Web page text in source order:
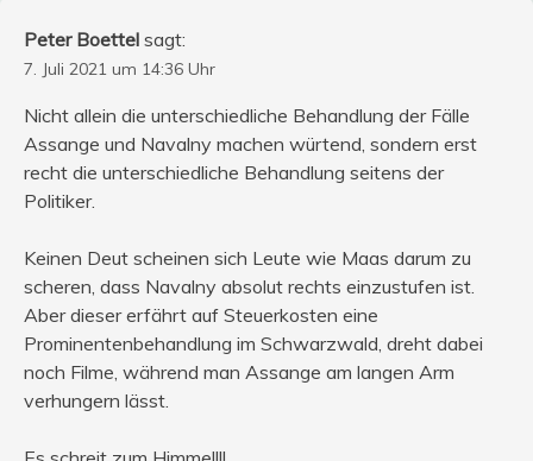
Peter Boettel sagt:
7. Juli 2021 um 14:36 Uhr
Nicht allein die unterschiedliche Behandlung der Fälle
Assange und Navalny machen würtend, sondern erst
recht die unterschiedliche Behandlung seitens der
Politiker.
Keinen Deut scheinen sich Leute wie Maas darum zu
scheren, dass Navalny absolut rechts einzustufen ist.
Aber dieser erfährt auf Steuerkosten eine
Prominentenbehandlung im Schwarzwald, dreht dabei
noch Filme, während man Assange am langen Arm
verhungern lässt.